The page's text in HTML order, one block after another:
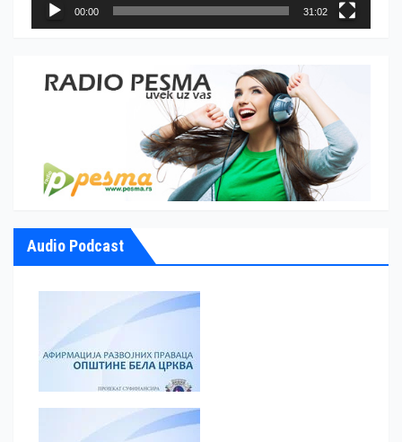
00:00 31:02
Audio Podcast